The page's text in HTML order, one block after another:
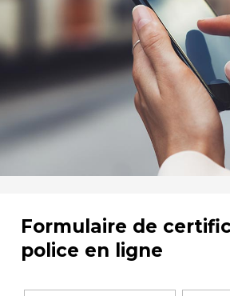
Formulaire de
police en ligne